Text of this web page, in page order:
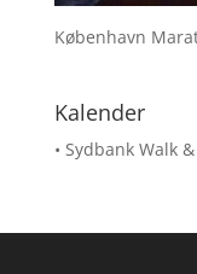
København
Kalender
• Sydbank Walk